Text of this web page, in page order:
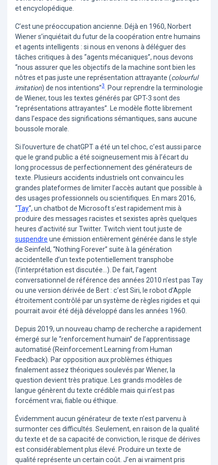
et encyclopédique.
C’est une préoccupation ancienne. Déjà en 1960, Norbert
Wiener s’inquiétait du futur de la coopération entre humains
et agents intelligents : si nous en venons à déléguer des
tâches critiques à des “agents mécaniques”, nous devons
“nous assurer que les objectifs de la machine sont bien les
nôtres et pas juste une représentation attrayante (colourful
imitation) de nos intentions”3
. Pour reprendre la terminologie
de Wiener, tous les textes générés par GPT-3 sont des
“représentations attrayantes”. Le modèle flotte librement
dans l’espace des significations sémantiques, sans aucune
boussole morale.
Si l’ouverture de chatGPT a été un tel choc, c’est aussi parce
que le grand public a été soigneusement mis à l’écart du
long processus de perfectionnement des générateurs de
texte. Plusieurs accidents industriels ont convaincu les
grandes plateformes de limiter l’accès autant que possible à
des usages professionnels ou scientifiques. En mars 2016,
“Tay“, un chatbot de Microsoft s’est rapidement mis à
produire des messages racistes et sexistes après quelques
heures d’activité sur Twitter. Twitch vient tout juste de
suspendre une émission entièrement générée dans le style
de Seinfeld, “Nothing Forever” suite à la génération
accidentelle d’un texte potentiellement transphobe
(l’interprétation est discutée…). De fait, l’agent
conversationnel de référence des années 2010 n’est pas Tay
ou une version dérivée de Bert : c’est Siri, le robot d’Apple
étroitement contrôlé par un système de règles rigides et qui
pourrait avoir été déjà développé dans les années 1960.
Depuis 2019, un nouveau champ de recherche a rapidement
émergé sur le “renforcement humain” de l’apprentissage
automatisé (Reinforcement Learning from Human
Feedback). Par opposition aux problèmes éthiques
finalement assez théoriques soulevés par Wiener, la
question devient très pratique. Les grands modèles de
langue génèrent du texte crédible mais qui n’est pas
forcément vrai, fiable ou éthique.
Évidemment aucun générateur de texte n’est parvenu à
surmonter ces difficultés. Seulement, en raison de la qualité
du texte et de sa capacité de conviction, le risque de dérives
est considérablement plus élevé. Produire un texte de
qualité représente un certain coût. J’en ai vraiment pris